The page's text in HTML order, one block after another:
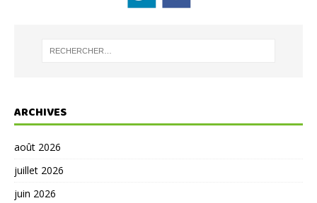
ARCHIVES
août 2026
juillet 2026
juin 2026